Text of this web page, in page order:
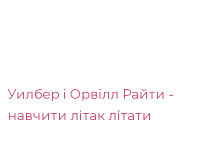
Уилбер і Орвілл Райти -
навчити літак літати